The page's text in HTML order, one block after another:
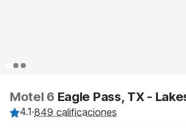
Motel 6 Eagle Pass, TX -
4.1·849 calificaciones